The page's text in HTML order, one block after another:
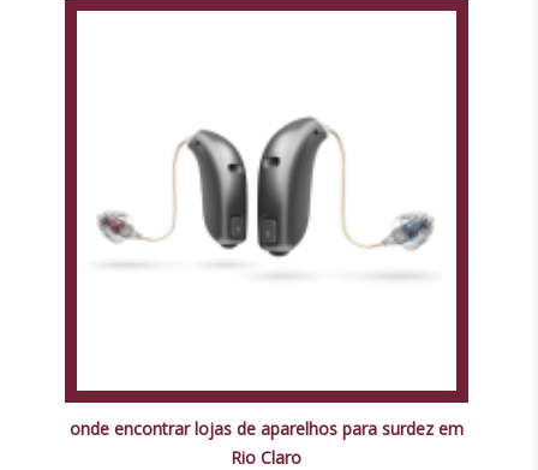
onde encontrar lojas de aparelhos para surdez em
Rio Claro